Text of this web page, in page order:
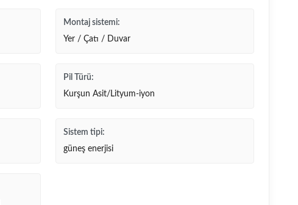
Montaj sistemi:
Yer / Çatı / Duvar
Pil Türü:
Kurşun Asit/Lityum-iyon
Sistem tipi:
güneş enerjisi